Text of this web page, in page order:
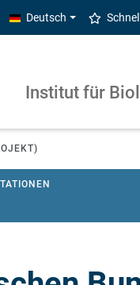
Deutsch
Institut für